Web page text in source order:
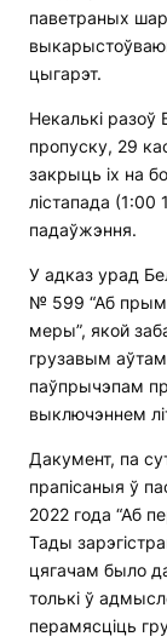
паветраных
цыгарэт.
Некалькі разоў
пропуску, 29
закрыць іх на
лістапада
падаўжэння.
У адказ урад
№ 599 “Аб
меры”, якой
грузавым
паўпрычэпам
выключэннем
Дакумент, па
прапісаныя ў
2022 года “Аб
Тады
цягачам было
толькі ў
перамясціць